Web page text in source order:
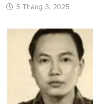
5 Tháng 3, 2025